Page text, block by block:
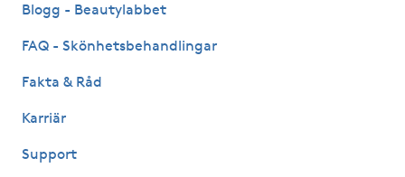
IPL
Blogg - Beautylabbet
FAQ - Skönhetsbehandlingar
Fakta & Råd
Karriär
Support